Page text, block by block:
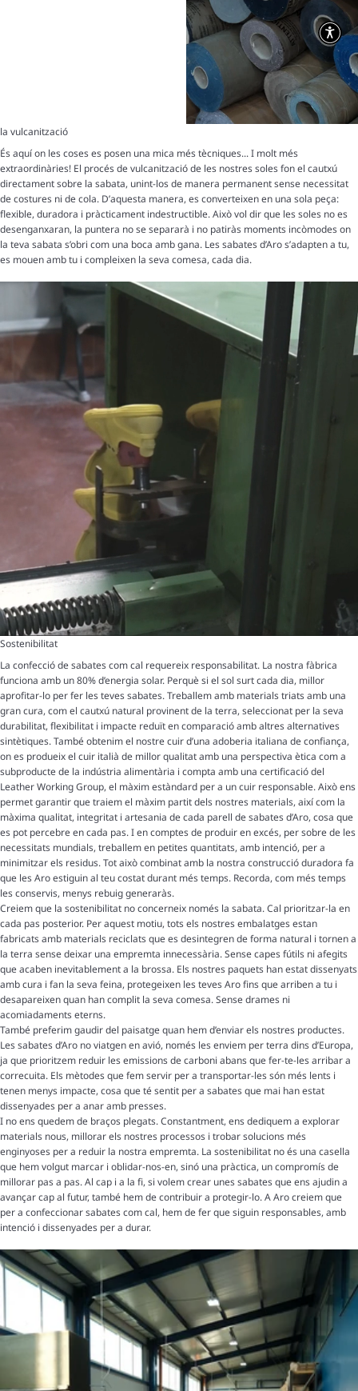
la vulcanització
És aquí on les coses es posen una mica més tècniques... I molt més
extraordinàries! El procés de vulcanització de les nostres soles fon el cautxú
directament sobre la sabata, unint-los de manera permanent sense necessitat
de costures ni de cola. D’aquesta manera, es converteixen en una sola peça:
flexible, duradora i pràcticament indestructible. Això vol dir que les soles no es
desenganxaran, la puntera no se separarà i no patiràs moments incòmodes on
la teva sabata s’obri com una boca amb gana. Les sabates d’Aro s’adapten a tu,
es mouen amb tu i compleixen la seva comesa, cada dia.
Sostenibilitat
La confecció de sabates com cal requereix responsabilitat. La nostra fàbrica
funciona amb un 80% d’energia solar. Perquè si el sol surt cada dia, millor
aprofitar-lo per fer les teves sabates. Treballem amb materials triats amb una
gran cura, com el cautxú natural provinent de la terra, seleccionat per la seva
durabilitat, flexibilitat i impacte reduït en comparació amb altres alternatives
sintètiques. També obtenim el nostre cuir d’una adoberia italiana de confiança,
on es produeix el cuir italià de millor qualitat amb una perspectiva ètica com a
subproducte de la indústria alimentària i compta amb una certificació del
Leather Working Group, el màxim estàndard per a un cuir responsable. Això ens
permet garantir que traiem el màxim partit dels nostres materials, així com la
màxima qualitat, integritat i artesania de cada parell de sabates d’Aro, cosa que
es pot percebre en cada pas. I en comptes de produir en excés, per sobre de les
necessitats mundials, treballem en petites quantitats, amb intenció, per a
minimitzar els residus. Tot això combinat amb la nostra construcció duradora fa
que les Aro estiguin al teu costat durant més temps. Recorda, com més temps
les conservis, menys rebuig generaràs.
Creiem que la sostenibilitat no concerneix només la sabata. Cal prioritzar-la en
cada pas posterior. Per aquest motiu, tots els nostres embalatges estan
fabricats amb materials reciclats que es desintegren de forma natural i tornen a
la terra sense deixar una empremta innecessària. Sense capes fútils ni afegits
que acaben inevitablement a la brossa. Els nostres paquets han estat dissenyats
amb cura i fan la seva feina, protegeixen les teves Aro fins que arriben a tu i
desapareixen quan han complit la seva comesa. Sense drames ni
acomiadaments eterns.
També preferim gaudir del paisatge quan hem d’enviar els nostres productes.
Les sabates d’Aro no viatgen en avió, només les enviem per terra dins d’Europa,
ja que prioritzem reduir les emissions de carboni abans que fer-te-les arribar a
correcuita. Els mètodes que fem servir per a transportar-les són més lents i
tenen menys impacte, cosa que té sentit per a sabates que mai han estat
dissenyades per a anar amb presses.
I no ens quedem de braços plegats. Constantment, ens dediquem a explorar
materials nous, millorar els nostres processos i trobar solucions més
enginyoses per a reduir la nostra empremta. La sostenibilitat no és una casella
que hem volgut marcar i oblidar-nos-en, sinó una pràctica, un compromís de
millorar pas a pas. Al cap i a la fi, si volem crear unes sabates que ens ajudin a
avançar cap al futur, també hem de contribuir a protegir-lo. A Aro creiem que
per a confeccionar sabates com cal, hem de fer que siguin responsables, amb
intenció i dissenyades per a durar.